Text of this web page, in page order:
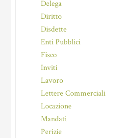
Delega
Diritto
Disdette
Enti Pubblici
Fisco
Inviti
Lavoro
Lettere Commerciali
Locazione
Mandati
Perizie